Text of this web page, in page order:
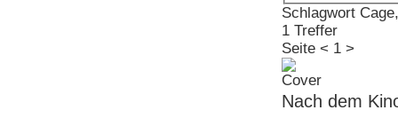
Schlagwort
1 Treffer
Seite < 1 >
Nach dem